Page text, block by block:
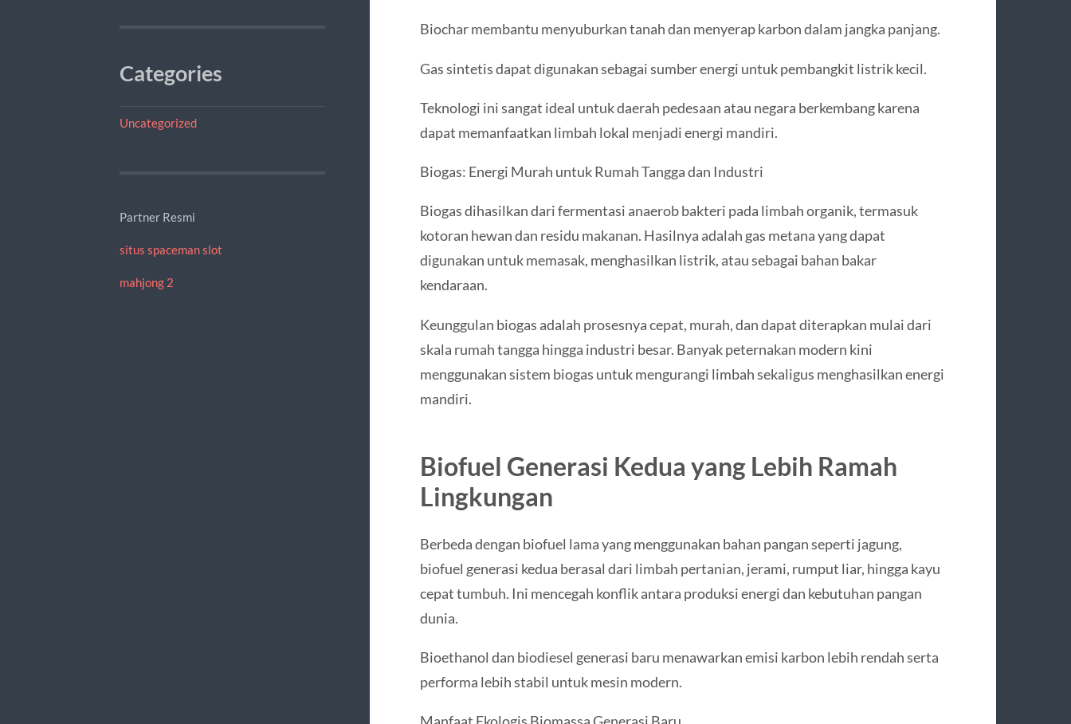
Categories
Uncategorized
Partner Resmi
situs spaceman slot
mahjong 2
Biochar membantu menyuburkan tanah dan menyerap karbon dalam jangka panjang.
Gas sintetis dapat digunakan sebagai sumber energi untuk pembangkit listrik kecil.
Teknologi ini sangat ideal untuk daerah pedesaan atau negara berkembang karena
dapat memanfaatkan limbah lokal menjadi energi mandiri.
Biogas: Energi Murah untuk Rumah Tangga dan Industri
Biogas dihasilkan dari fermentasi anaerob bakteri pada limbah organik, termasuk
kotoran hewan dan residu makanan. Hasilnya adalah gas metana yang dapat
digunakan untuk memasak, menghasilkan listrik, atau sebagai bahan bakar
kendaraan.
Keunggulan biogas adalah prosesnya cepat, murah, dan dapat diterapkan mulai dari
skala rumah tangga hingga industri besar. Banyak peternakan modern kini
menggunakan sistem biogas untuk mengurangi limbah sekaligus menghasilkan energi
mandiri.
Biofuel Generasi Kedua yang Lebih Ramah
Lingkungan
Berbeda dengan biofuel lama yang menggunakan bahan pangan seperti jagung,
biofuel generasi kedua berasal dari limbah pertanian, jerami, rumput liar, hingga kayu
cepat tumbuh. Ini mencegah konflik antara produksi energi dan kebutuhan pangan
dunia.
Bioethanol dan biodiesel generasi baru menawarkan emisi karbon lebih rendah serta
performa lebih stabil untuk mesin modern.